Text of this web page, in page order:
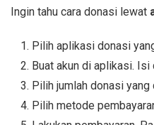
Ingin tahu cara donasi lewat
Pilih aplikasi donasi
Buat akun di aplikasi. Isi
Pilih jumlah donasi
Pilih metode